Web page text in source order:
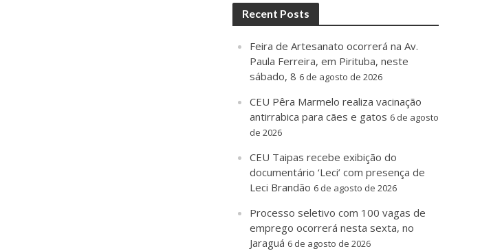
Recent Posts
Feira de Artesanato ocorrerá na Av.
Paula Ferreira, em Pirituba, neste
sábado, 8 6 de agosto de 2026
CEU Pêra Marmelo realiza vacinação
antirrabica para cães e gatos 6 de agosto
de 2026
CEU Taipas recebe exibição do
documentário ‘Leci’ com presença de
Leci Brandão 6 de agosto de 2026
Processo seletivo com 100 vagas de
emprego ocorrerá nesta sexta, no
Jaraguá 6 de agosto de 2026